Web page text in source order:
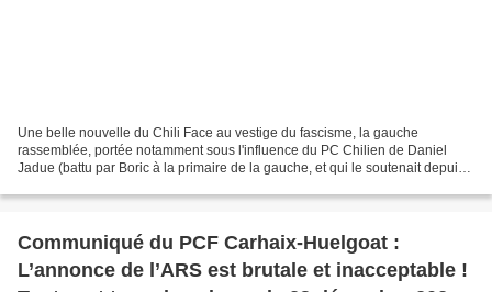
Une belle nouvelle du Chili Face au vestige du fascisme, la gauche
rassemblée, portée notamment sous l'influence du PC Chilien de Daniel
Jadue (battu par Boric à la primaire de la gauche, et qui le soutenait depuis),
Communiqué du PCF Carhaix-Huelgoat :
L’annonce de l’ARS est brutale et inacceptable !